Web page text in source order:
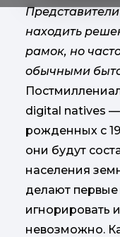
находить
рамок, но
обычными
digital natives
рожденных с
они будут
населения
делают первые
игнорировать
невозможно.